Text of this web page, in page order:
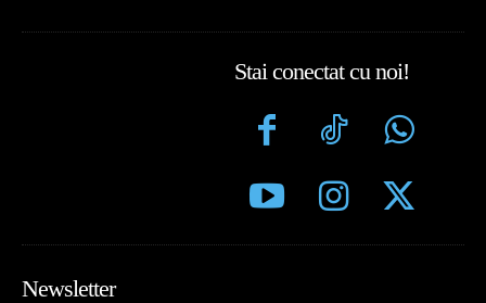
Stai conectat cu noi!
Newsletter